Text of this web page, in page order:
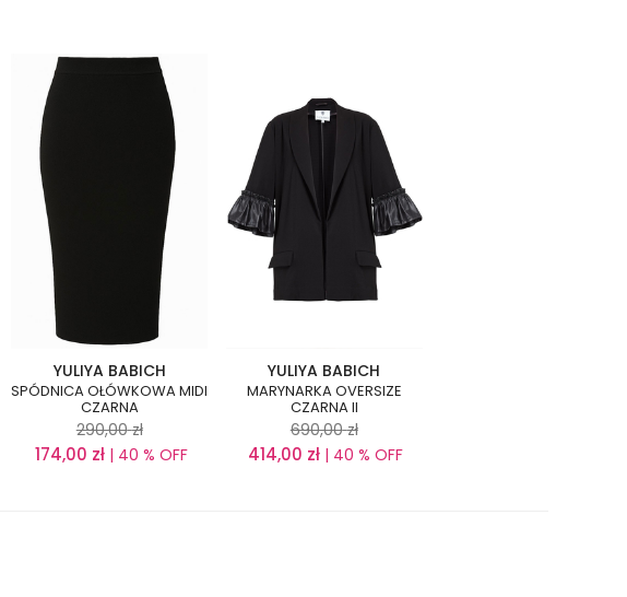
YULIYA BABICH
SPÓDNICA OŁÓWKOWA MIDI
CZARNA
290,00 zł
174,00 zł| 40 % OFF
YULIYA BABICH
MARYNARKA OVERSIZE
CZARNA II
690,00 zł
414,00 zł | 40 % OFF